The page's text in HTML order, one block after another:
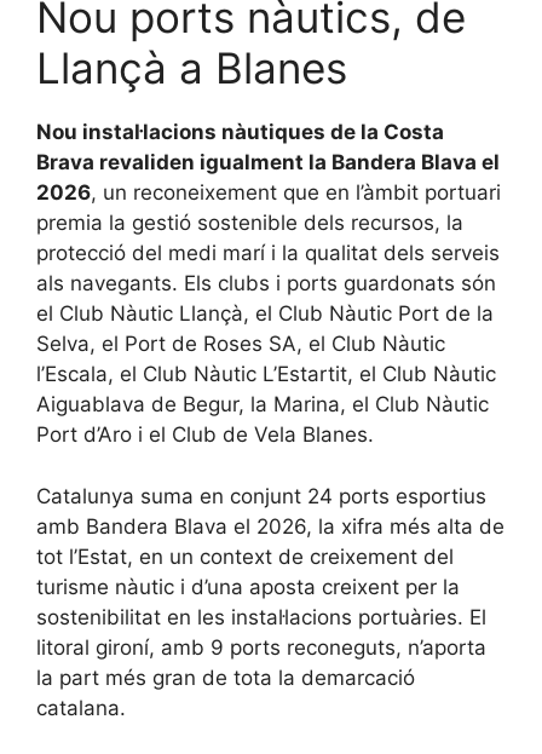
Nou ports nàutics, de
Llançà a Blanes
Nou instal·lacions nàutiques de la Costa
Brava revaliden igualment la Bandera Blava el
2026, un reconeixement que en l’àmbit portuari
premia la gestió sostenible dels recursos, la
protecció del medi marí i la qualitat dels serveis
als navegants. Els clubs i ports guardonats són
el Club Nàutic Llançà, el Club Nàutic Port de la
Selva, el Port de Roses SA, el Club Nàutic
l’Escala, el Club Nàutic L’Estartit, el Club Nàutic
Aiguablava de Begur, la Marina, el Club Nàutic
Port d’Aro i el Club de Vela Blanes.
Catalunya suma en conjunt 24 ports esportius
amb Bandera Blava el 2026, la xifra més alta de
tot l’Estat, en un context de creixement del
turisme nàutic i d’una aposta creixent per la
sostenibilitat en les instal·lacions portuàries. El
litoral gironí, amb 9 ports reconeguts, n’aporta
la part més gran de tota la demarcació
catalana.